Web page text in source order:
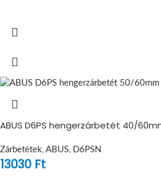
ABUS D6PS hengerzárbetét 40/
Zárbetétek, ABUS, D6PSN
13030 Ft